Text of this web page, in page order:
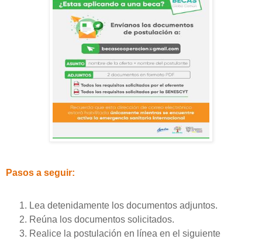
Pasos a seguir:
Lea detenidamente los documentos adjuntos.
Reúna los documentos solicitados.
Realice la postulación en línea en el siguiente